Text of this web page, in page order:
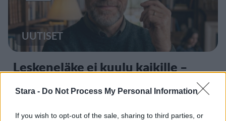
Stara - Do Not Process My Personal Information
If you wish to opt-out of the sale, sharing to third parties, or
UUTISET
Leskeneläke ei kuulu kaikille –
ikärajasta